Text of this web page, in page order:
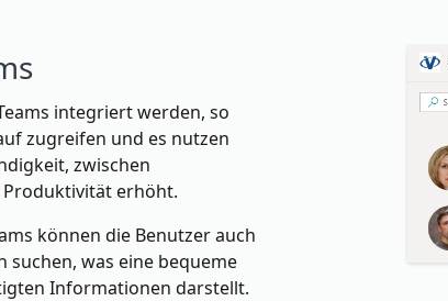
integriert werden, so
zugreifen und es nutzen
zwischen
Produktivität erhöht.
können die Benutzer auch
was eine bequeme
Informationen darstellt.